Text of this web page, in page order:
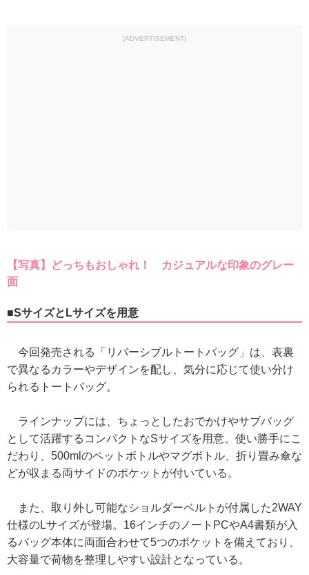
[ADVERTISEMENT]
【写真】どっちもおしゃれ！ カジュアルな印象のグレー
面
■SサイズとLサイズを用意
今回発売される「リバーシブルトートバッグ」は、表裏
で異なるカラーやデザインを配し、気分に応じて使い分け
られるトートバッグ。
ラインナップには、ちょっとしたおでかけやサブバッグ
として活躍するコンパクトなSサイズを用意。使い勝手にこ
だわり、500mlのペットボトルやマグボトル、折り畳み傘な
どが収まる両サイドのポケットが付いている。
また、取り外し可能なショルダーベルトが付属した2WAY
仕様のLサイズが登場。16インチのノートPCやA4書類が入
るバッグ本体に両面合わせて5つのポケットを備えており、
大容量で荷物を整理しやすい設計となっている。